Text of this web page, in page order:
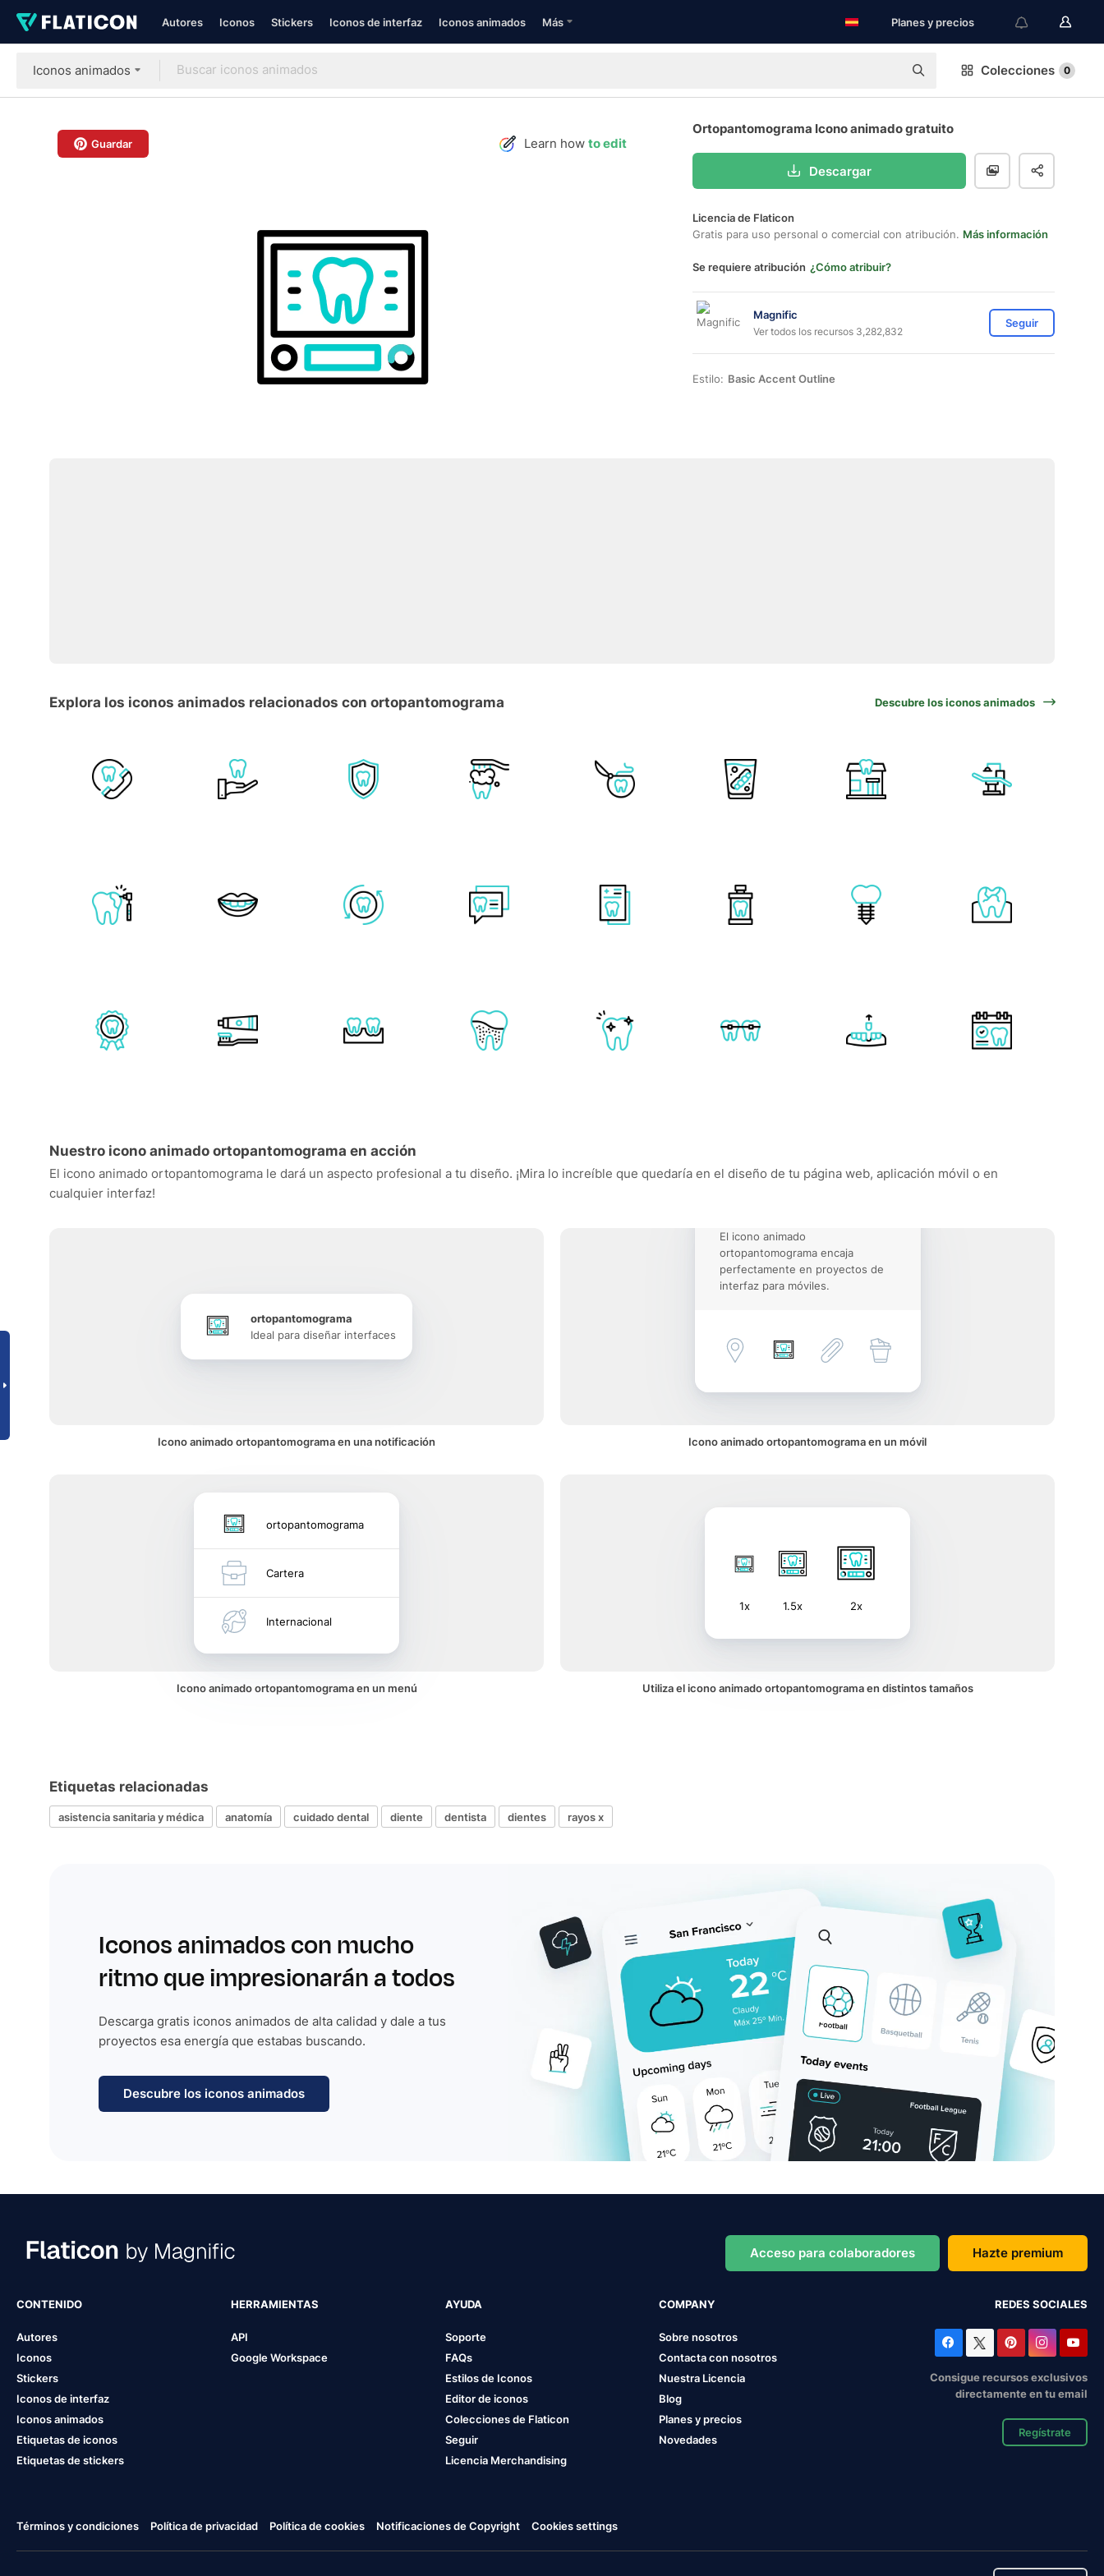
Autores Iconos Stickers Iconos de interfaz Iconos animados Más Planes y precios
Iconos animados Colecciones 0
Guardar Learn how to edit
Ortopantomograma Icono animado gratuito
Descargar
Licencia de Flaticon
Gratis para uso personal o comercial con atribución. Más información
Se requiere atribución ¿Cómo atribuir?
Magnific
Ver todos los recursos 3,282,832
Seguir
Estilo: Basic Accent Outline
Explora los iconos animados relacionados con ortopantomograma Descubre los iconos animados
Nuestro icono animado ortopantomograma en acción
El icono animado ortopantomograma le dará un aspecto profesional a tu diseño. ¡Mira lo increíble que quedaría en el diseño de tu página web, aplicación móvil o en
cualquier interfaz!
ortopantomograma
Ideal para diseñar interfaces
Icono animado ortopantomograma en una notificación
El icono animado
ortopantomograma encaja
perfectamente en proyectos de
interfaz para móviles.
Icono animado ortopantomograma en un móvil
ortopantomograma
Cartera
Internacional
Icono animado ortopantomograma en un menú
1x 1.5x 2x
Utiliza el icono animado ortopantomograma en distintos tamaños
Etiquetas relacionadas
asistencia sanitaria y médica anatomía cuidado dental diente dentista dientes rayos x
Iconos animados con mucho
ritmo que impresionarán a todos
Descarga gratis iconos animados de alta calidad y dale a tus
proyectos esa energía que estabas buscando.
Descubre los iconos animados
Acceso para colaboradores Hazte premium
CONTENIDO
Autores
Iconos
Stickers
Iconos de interfaz
Iconos animados
Etiquetas de iconos
Etiquetas de stickers
HERRAMIENTAS
API
Google Workspace
AYUDA
Soporte
FAQs
Estilos de Iconos
Editor de iconos
Colecciones de Flaticon
Seguir
Licencia Merchandising
COMPANY
Sobre nosotros
Contacta con nosotros
Nuestra Licencia
Blog
Planes y precios
Novedades
REDES SOCIALES
Consigue recursos exclusivos
directamente en tu email
Regístrate
Términos y condiciones Política de privacidad Política de cookies Notificaciones de Copyright Cookies settings